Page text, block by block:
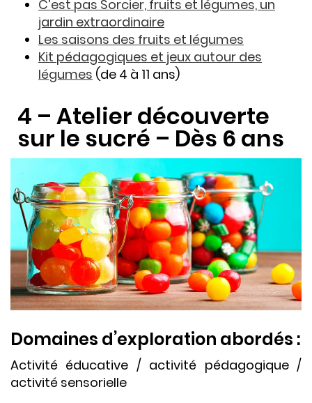
C’est pas Sorcier, fruits et légumes, un
jardin extraordinaire
Les saisons des fruits et légumes
Kit pédagogiques et jeux autour des
légumes (de 4 à 11 ans)
4 – Atelier découverte
sur le sucré – Dès 6 ans
Domaines d’exploration abordés :
Activité éducative / activité pédagogique /
activité sensorielle